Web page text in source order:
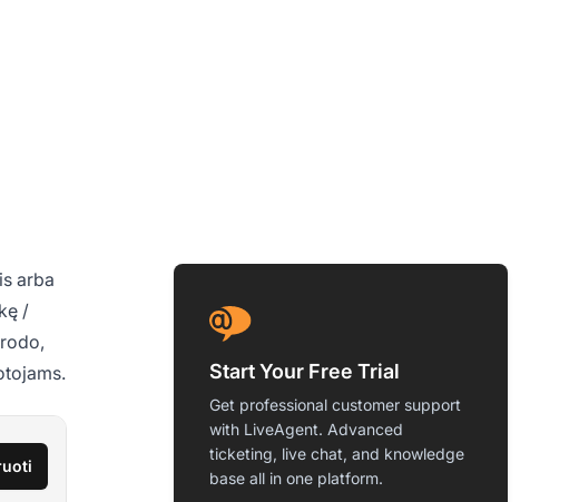
arba
/
Start Your Free Trial
Get professional customer support
with LiveAgent. Advanced
ticketing, live chat, and knowledge
base all in one platform.